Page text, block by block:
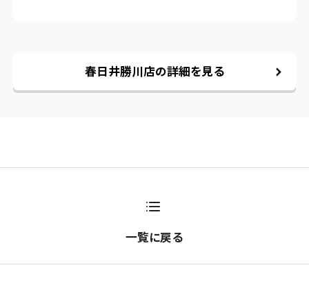
春日井勝川店の詳細を見る
一覧に戻る